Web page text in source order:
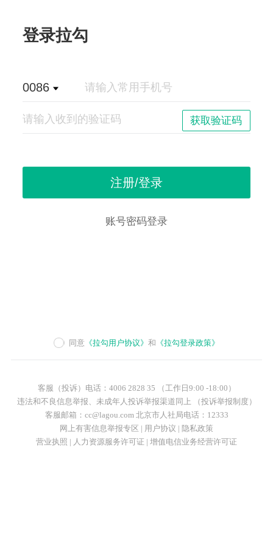
登录拉勾
0086
账号密码登录
同意 《拉勾用户协议》和 《拉勾登录政策》
客服（投诉）电话：4006 2828 35 （工作日9:00 -18:00）
违法和不良信息举报、未成年人投诉举报渠道同上 （投诉举报制度）
客服邮箱：cc@lagou.com 北京市人社局电话：12333
网上有害信息举报专区 | 用户协议 | 隐私政策
营业执照 | 人力资源服务许可证 | 增值电信业务经营许可证